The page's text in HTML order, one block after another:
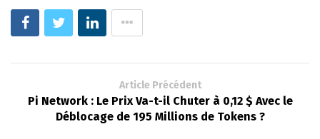
Article Précédent
Pi Network : Le Prix Va-t-il Chuter à 0,12 $ Avec le
Déblocage de 195 Millions de Tokens ?